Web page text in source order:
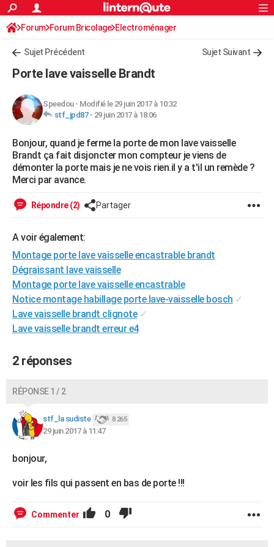
ACTUALITÉS
Politique
Société
Faits Divers
Education
Monde
Villes
+
Retraite
Impôts
Epargne
Immobilier
Risques naturels par ville
Banque
Assurance
Crédit
AUTO
HIGH-TECH
Mobiles
Meilleur smartphone
Internet
Ordinateurs
Jeux vidéo
Guide high-tech
+BRICOLAGE
Forum
Aménagement intérieur
Extérieur
Cuisine
Salle de bains
Jardinage
Rangement
Guides de France
Escapades
Patrimoine
Expositions
Musées
Week-end nature
Art de vivre
Bien-être
Loisirs
Mode
Modes de vie
SANTE
Alimentation
Guide de la santé
Maladies
Médicaments
Sommeil
VOYAGE
Destinations
City break
Voyage nature
Voyage de noces
Forum
Climat
+PHOTO
GUIDES D'ACHAT
CARTE DE VOEUX
Carte de Noël
Carte Bonne année
Carte Saint-Valentin
Carte Pâques
Carte d'anniversaire
DICTIONNAIRE
Dictionnaire
Biographies
Citations
Expressions
Proverbes
PROGRAMME TV
COPAINS D'AVANT
S'inscrire
Se connecter
Lycées
Collèges
Primaires
Universités
Entreprises
Service militaire
Avis de recherche
AVIS DE DÉCÈS
FORUM
Bricolage
Lifestyle
Culture
Sport
Auto
Television
Voyage
Cinema
S'inscrire
Connexion
Forum Forum Bricolage Electroménager
Sujet Précédent Sujet Suivant
Porte lave vaisselle Brandt
Speedou- Modifié le 29 juin 2017 à 10:32
stf_jpd87- 29 juin 2017 à 18:06
Bonjour, quand je ferme la porte de mon lave vaisselle
Brandt ça fait disjoncter mon compteur je viens de
démonter la porte mais je ne vois rien.il y a t'il un remède ?
Merci par avance.
Répondre (2) Partager
A voir également:
Montage porte lave vaisselle encastrable brandt
Dégraissant lave vaisselle
Montage porte lave vaisselle encastrable
Notice montage habillage porte lave-vaisselle bosch ✓
Lave vaisselle brandt clignote ✓
Lave vaisselle brandt erreur e4
2 réponses
RÉPONSE 1 / 2
stf_la sudiste 8 265
29 juin 2017 à 11:47
bonjour,
voir les fils qui passent en bas de porte !!!
Commenter 0